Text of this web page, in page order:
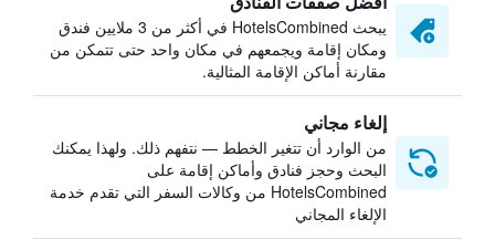
يبحث HotelsCombined في أكثر من 3 ملايين فندق
ومكان إقامة ويجمعهم في مكان واحد حتى تتمكن من
مقارنة أماكن الإقامة المثالية.
إلغاء مجاني
من الوارد أن تتغير الخطط — نتفهم ذلك. ولهذا يمكنك
البحث وحجز فنادق وأماكن إقامة على
HotelsCombined من وكالات السفر التي تقدم خدمة
الإلغاء المجاني